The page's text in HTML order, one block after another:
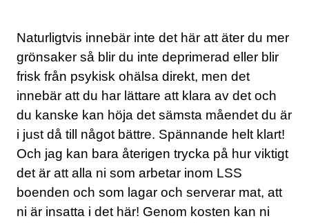
Naturligtvis innebär inte det här att äter du mer
grönsaker så blir du inte deprimerad eller blir
frisk från psykisk ohälsa direkt, men det
innebär att du har lättare att klara av det och
du kanske kan höja det sämsta måendet du är
i just då till något bättre. Spännande helt klart!
Och jag kan bara återigen trycka på hur viktigt
det är att alla ni som arbetar inom LSS
boenden och som lagar och serverar mat, att
ni är insatta i det här! Genom kosten kan ni